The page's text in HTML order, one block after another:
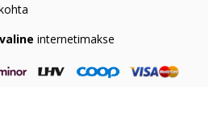
internetimakse